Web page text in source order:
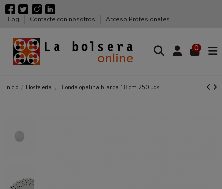
Blog Contacte con nosotros Acceso Profesionales
0
Inicio Hostelería Blonda opalina blanca 18 cm 250 uds